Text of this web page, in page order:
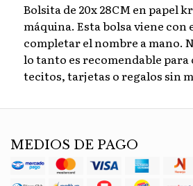
Bolsita de 20x 28CM en papel
máquina. Esta bolsa viene con
completar el nombre a mano.
lo tanto es recomendable para
tecitos, tarjetas o regalos sin
MEDIOS DE PAGO